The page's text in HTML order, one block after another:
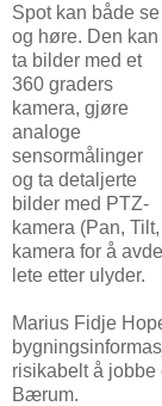
Spot kan både se
og høre. Den kan
ta bilder med et
360 graders
kamera, gjøre
analoge
sensormålinger
og ta detaljerte
bilder med PTZ-
kamera (Pan,
kamera for å
lete etter ulyder.
Marius Fidje
risikabelt å
Bærum.